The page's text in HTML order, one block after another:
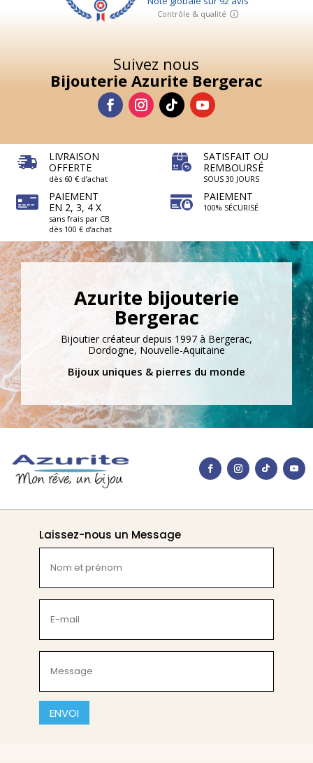
Suivez nous
Bijouterie Azurite Bergerac
LIVRAISON
OFFERTE
dès 60 € d’achat
PAIEMENT
EN 2, 3, 4 X
sans frais par CB
dès 100 € d’achat
SATISFAIT OU
REMBOURSÉ
SOUS 30 JOURS
PAIEMENT
100% SÉCURISÉ
Azurite bijouterie
Bergerac
Bijoutier créateur depuis 1997 à Bergerac,
Dordogne, Nouvelle-Aquitaine
Bijoux uniques & pierres du monde
Laissez-nous un Message
et
prénom
(Nécessaire)
mail
(Nécessaire)
(Nécessaire)
CAPTCHA